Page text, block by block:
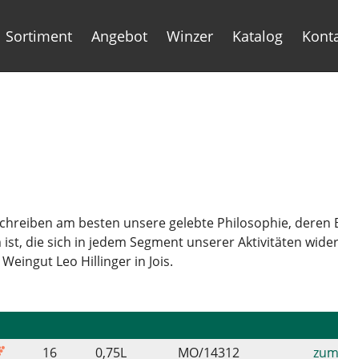
Sortiment Angebot Winzer Katalog
am besten unsere gelebte Philosophie, deren
die sich in jedem Segment unserer Aktivitäten
Leo Hillinger in Jois.
16 0,75L MO/14312